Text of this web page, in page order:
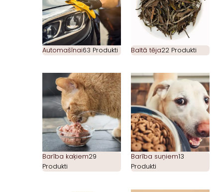
Automašīnai63 Produkti Baltā tēja22 Produkti
Barība kaķiem29
Produkti
Barība suņiem13
Produkti